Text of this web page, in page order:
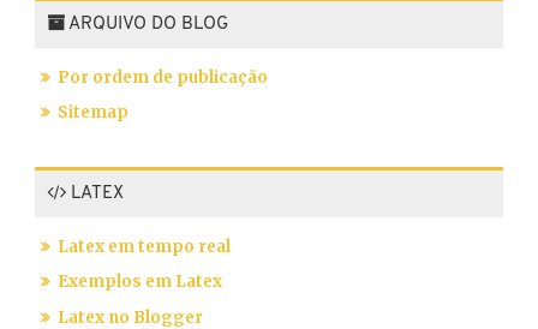
ARQUIVO DO BLOG
Por ordem de publicação
Sitemap
LATEX
Latex em tempo real
Exemplos em Latex
Latex no Blogger